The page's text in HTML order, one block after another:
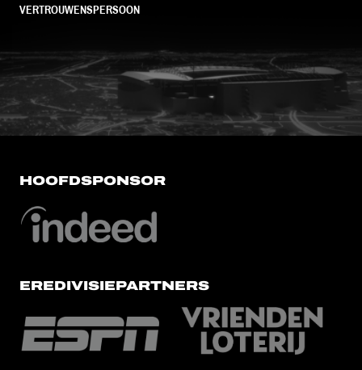
VERTROUWENSPERSOON
FC Utrecht<br>vanuit<br>het
HOOFDSPONSOR
EREDIVISIEPARTNERS